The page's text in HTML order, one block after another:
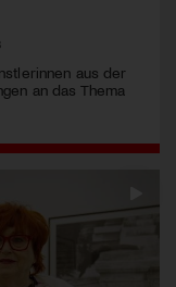
aus der
an das Thema